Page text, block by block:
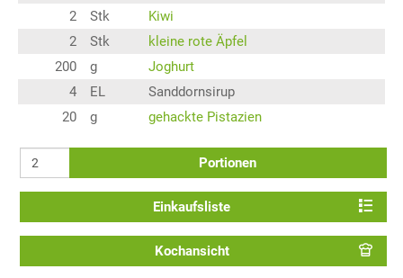
2
Stk
Kiwi
2
Stk
kleine rote Äpfel
200
g
Joghurt
4
EL
Sanddornsirup
20
g gehackte Pistazien
Portionen
Einkaufsliste
Kochansicht